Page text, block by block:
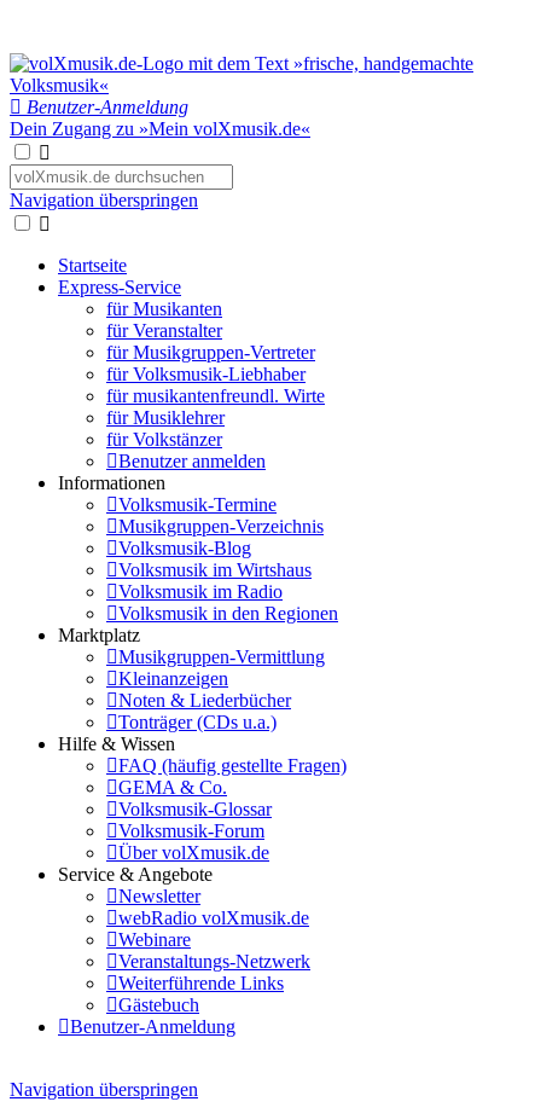
Benutzer-Anmeldung
Dein Zugang zu »Mein volXmusik.de«
Navigation überspringen
Startseite
Express-Service
für Musikanten
für Veranstalter
für Musikgruppen-Vertreter
für Volksmusik-Liebhaber
für musikantenfreundl. Wirte
für Musiklehrer
für Volkstänzer
Benutzer anmelden
Informationen
Volksmusik-Termine
Musikgruppen-Verzeichnis
Volksmusik-Blog
Volksmusik im Wirtshaus
Volksmusik im Radio
Volksmusik in den Regionen
Marktplatz
Musikgruppen-Vermittlung
Kleinanzeigen
Noten & Liederbücher
Tonträger (CDs u.a.)
Hilfe & Wissen
FAQ (häufig gestellte Fragen)
GEMA & Co.
Volksmusik-Glossar
Volksmusik-Forum
Über volXmusik.de
Service & Angebote
Newsletter
webRadio volXmusik.de
Webinare
Veranstaltungs-Netzwerk
Weiterführende Links
Gästebuch
Benutzer-Anmeldung
Navigation überspringen